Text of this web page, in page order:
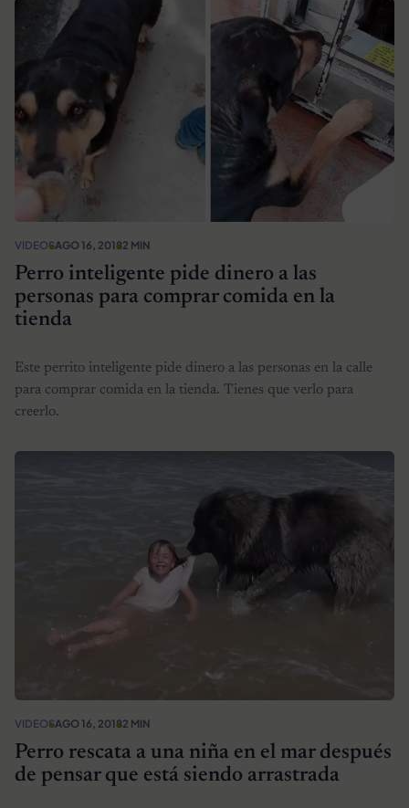
VIDEOSAGO 16, 20182 MIN
Perro inteligente pide dinero a las
personas para comprar comida en la
tienda
Este perrito inteligente pide dinero a las personas en la calle
para comprar comida en la tienda. Tienes que verlo para
creerlo.
VIDEOSAGO 16, 20182 MIN
Perro rescata a una niña en el mar después
de pensar que está siendo arrastrada